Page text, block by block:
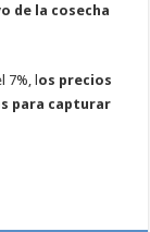
de la cosecha
l os precios
para capturar